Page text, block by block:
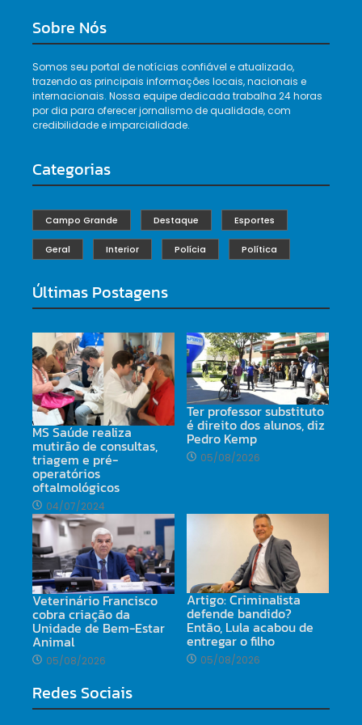
Sobre Nós
Somos seu portal de notícias confiável e atualizado,
trazendo as principais informações locais, nacionais e
internacionais. Nossa equipe dedicada trabalha 24 horas
por dia para oferecer jornalismo de qualidade, com
credibilidade e imparcialidade.
Categorias
Campo Grande Destaque Esportes
Geral Interior Polícia Política
Últimas Postagens
MS Saúde realiza
mutirão de consultas,
triagem e pré-
operatórios
oftalmológicos
04/07/2024
Ter professor substituto
é direito dos alunos, diz
Pedro Kemp
05/08/2026
Veterinário Francisco
cobra criação da
Unidade de Bem-Estar
Animal
05/08/2026
Artigo: Criminalista
defende bandido?
Então, Lula acabou de
entregar o filho
05/08/2026
Redes Sociais